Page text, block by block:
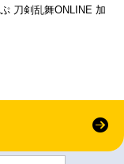
刀剣乱舞ONLINE 加